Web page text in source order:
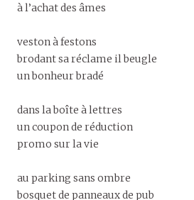
à l’achat des âmes
veston à festons
brodant sa réclame il beugle
un bonheur bradé
dans la boîte à lettres
un coupon de réduction
promo sur la vie
au parking sans ombre
bosquet de panneaux de pub